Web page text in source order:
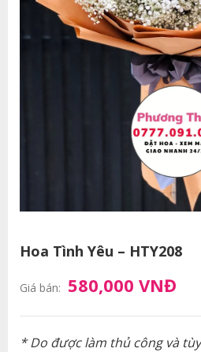
Hoa Tình Yêu – HTY208
Giá bán: 580,000 VNĐ
* Do được làm thủ công và